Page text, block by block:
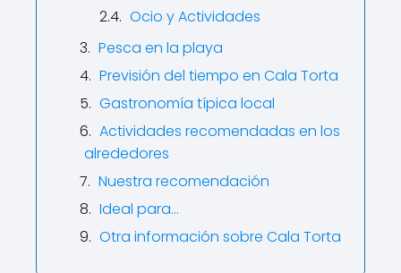
Ocio y Actividades
Pesca en la playa
Previsión del tiempo en Cala Torta
Gastronomía típica local
Actividades recomendadas en los
alrededores
Nuestra recomendación
Ideal para…
Otra información sobre Cala Torta